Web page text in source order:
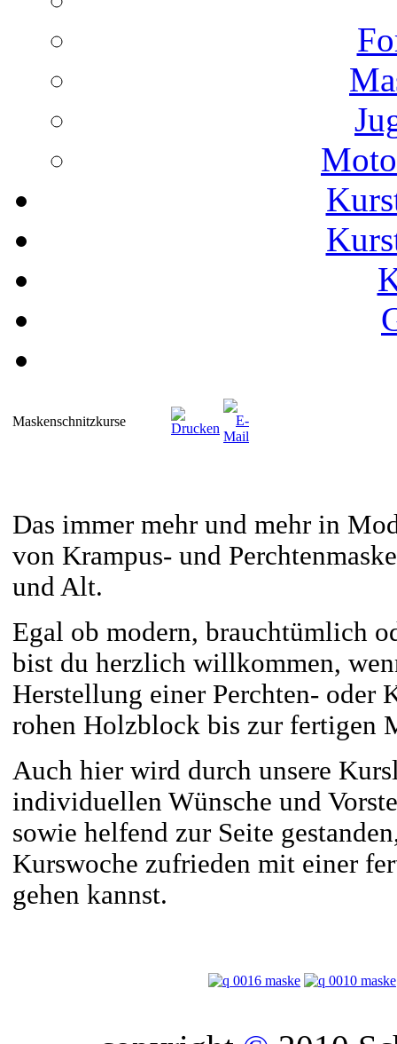
Maskenschnitzkurse
Das immer mehr und mehr in
von Krampus- und
und Alt.
Egal ob modern, brauchtümlich
bist du herzlich willkommen,
Herstellung einer Perchten- oder
rohen Holzblock bis zur fertigen
Auch hier wird durch unsere
individuellen Wünsche und
sowie helfend zur Seite
Kurswoche zufrieden mit einer
gehen kannst.